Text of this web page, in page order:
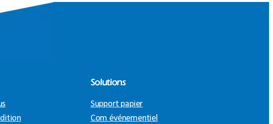
Solutions
Support papier
Com événementiel